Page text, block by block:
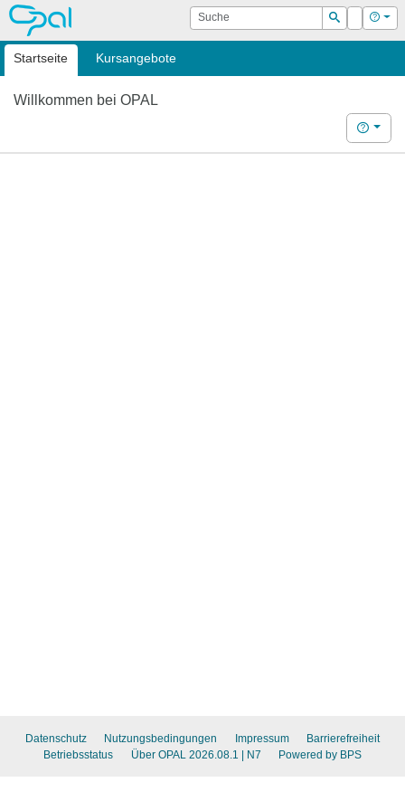
OPAL Suche
Suchen
Login Hilfe
Startseite Kursangebote
Willkommen bei OPAL
Hilfe
Datenschutz Nutzungsbedingungen Impressum
Barrierefreiheit
Betriebsstatus
Über OPAL 2026.08.1 | N7 Powered by BPS